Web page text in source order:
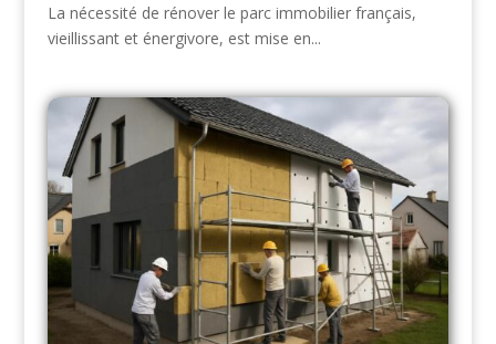
La nécessité de rénover le parc immobilier français,
vieillissant et énergivore, est mise en...